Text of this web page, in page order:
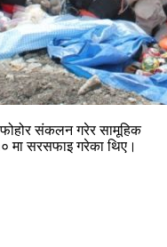
फोहोर संकलन गरेर सामूहिक
मा सरसफाइ गरेका थिए।